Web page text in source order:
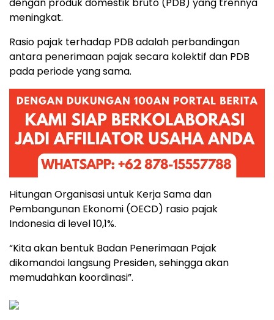
meningkat.
Rasio pajak terhadap PDB adalah perbandingan
antara penerimaan pajak secara kolektif dan PDB
pada periode yang sama.
Hitungan Organisasi untuk Kerja Sama dan
Pembangunan Ekonomi (OECD) rasio pajak
Indonesia di level 10,1%.
“Kita akan bentuk Badan Penerimaan Pajak
dikomandoi langsung Presiden, sehingga akan
memudahkan koordinasi”.